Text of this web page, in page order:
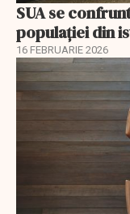
SUA se
populației din
16 FEBRUARIE 2026